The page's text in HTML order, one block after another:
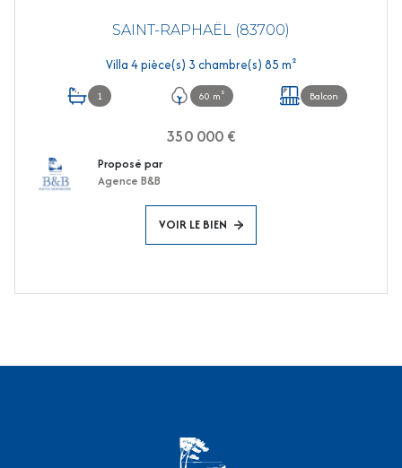
SAINT-RAPHAËL (83700)
Villa 4 pièce(s) 3 chambre(s) 85 m²
1 60 m² Balcon
350 000 €
Proposé par
Agence B&B
VOIR LE BIEN